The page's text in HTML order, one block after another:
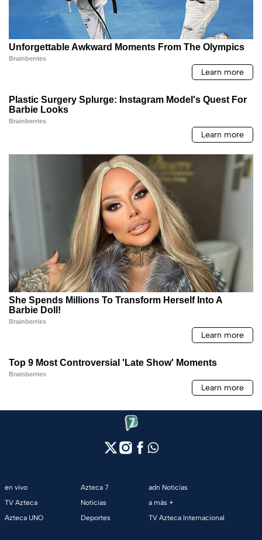
en vivo
TV Azteca
Azteca UNO
Azteca 7
Noticias
Deportes
adn Noticias
a más +
TV Azteca Internacional